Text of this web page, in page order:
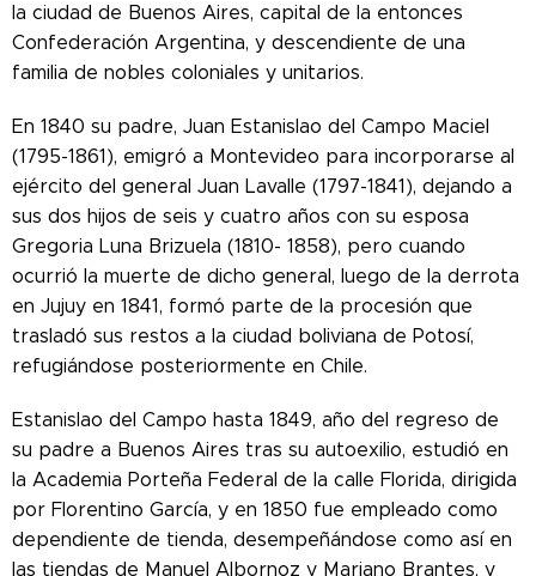
la ciudad de Buenos Aires, capital de la entonces
Confederación Argentina, y descendiente de una
familia de nobles coloniales y unitarios.
En 1840 su padre, Juan Estanislao del Campo Maciel
(1795-1861), emigró a Montevideo para incorporarse al
ejército del general Juan Lavalle (1797-1841), dejando a
sus dos hijos de seis y cuatro años con su esposa
Gregoria Luna Brizuela (1810- 1858), pero cuando
ocurrió la muerte de dicho general, luego de la derrota
en Jujuy en 1841, formó parte de la procesión que
trasladó sus restos a la ciudad boliviana de Potosí,
refugiándose posteriormente en Chile.
Estanislao del Campo hasta 1849, año del regreso de
su padre a Buenos Aires tras su autoexilio, estudió en
la Academia Porteña Federal de la calle Florida, dirigida
por Florentino García, y en 1850 fue empleado como
dependiente de tienda, desempeñándose como así en
las tiendas de Manuel Albornoz y Mariano Brantes, y